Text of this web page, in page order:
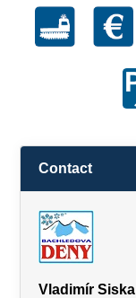
Contact
Vladimír Siska